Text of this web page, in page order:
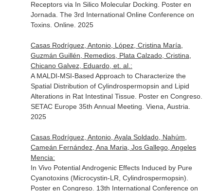
Receptors via In Silico Molecular Docking. Poster en
Jornada. The 3rd International Online Conference on
Toxins. Online. 2025
Casas Rodríguez, Antonio, López, Cristina María,
Guzmán Guillén, Remedios, Plata Calzado, Cristina,
Chicano Galvez, Eduardo, et. al.:
A MALDI-MSI-Based Approach to Characterize the
Spatial Distribution of Cylindrospermopsin and Lipid
Alterations in Rat Intestinal Tissue. Poster en Congreso.
SETAC Europe 35th Annual Meeting. Viena, Austria.
2025
Casas Rodríguez, Antonio, Ayala Soldado, Nahúm,
Cameán Fernández, Ana Maria, Jos Gallego, Angeles
Mencia:
In Vivo Potential Androgenic Effects Induced by Pure
Cyanotoxins (Microcystin-LR, Cylindrospermopsin).
Poster en Congreso. 13th International Conference on